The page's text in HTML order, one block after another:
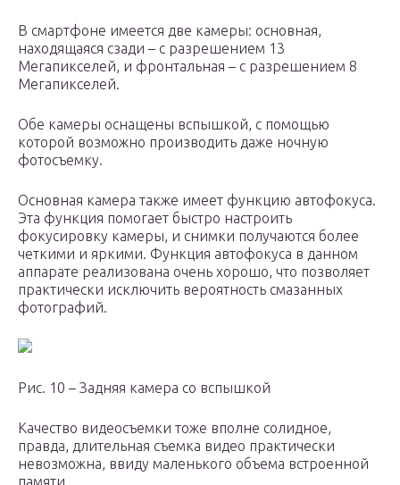
В смартфоне имеется две камеры: основная,
находящаяся сзади – с разрешением 13
Мегапикселей, и фронтальная – с разрешением 8
Мегапикселей.
Обе камеры оснащены вспышкой, с помощью
которой возможно производить даже ночную
фотосъемку.
Основная камера также имеет функцию автофокуса.
Эта функция помогает быстро настроить
фокусировку камеры, и снимки получаются более
четкими и яркими. Функция автофокуса в данном
аппарате реализована очень хорошо, что позволяет
практически исключить вероятность смазанных
фотографий.
Рис. 10 – Задняя камера со вспышкой
Качество видеосъемки тоже вполне солидное,
правда, длительная съемка видео практически
невозможна, ввиду маленького объема встроенной
памяти.